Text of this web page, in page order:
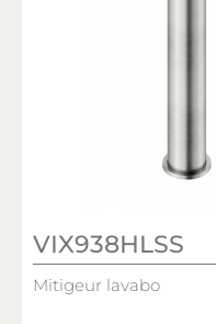
VIX938HLSS
Mitigeur lavabo